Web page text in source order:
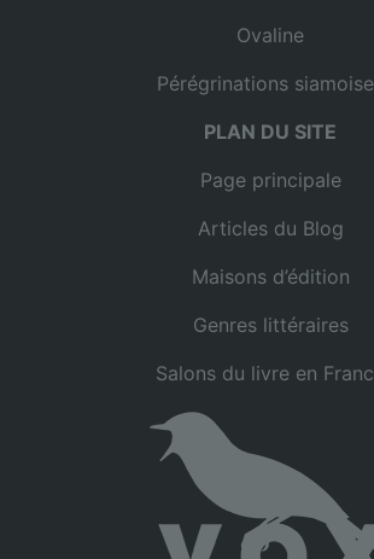
Ovaline
Pérégrinations
PLAN DU SITE
Page principale
Articles du Blog
Maisons d’édition
Genres littéraires
Salons du livre en